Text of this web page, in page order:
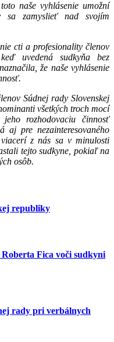
naše vyhlásenie umožní
sa zamyslieť nad svojím
cti a profesionality členov
uvedená sudkyňa bez
že naše vyhlásenie
Súdnej rady Slovenskej
všetkých troch mocí
rozhodovaciu činnosť
aj pre nezainteresovaného
z nás sa v minulosti
tejto sudkyne, pokiaľ na
osôb.
republiky
Fica voči sudkyni
rady pri verbálnych